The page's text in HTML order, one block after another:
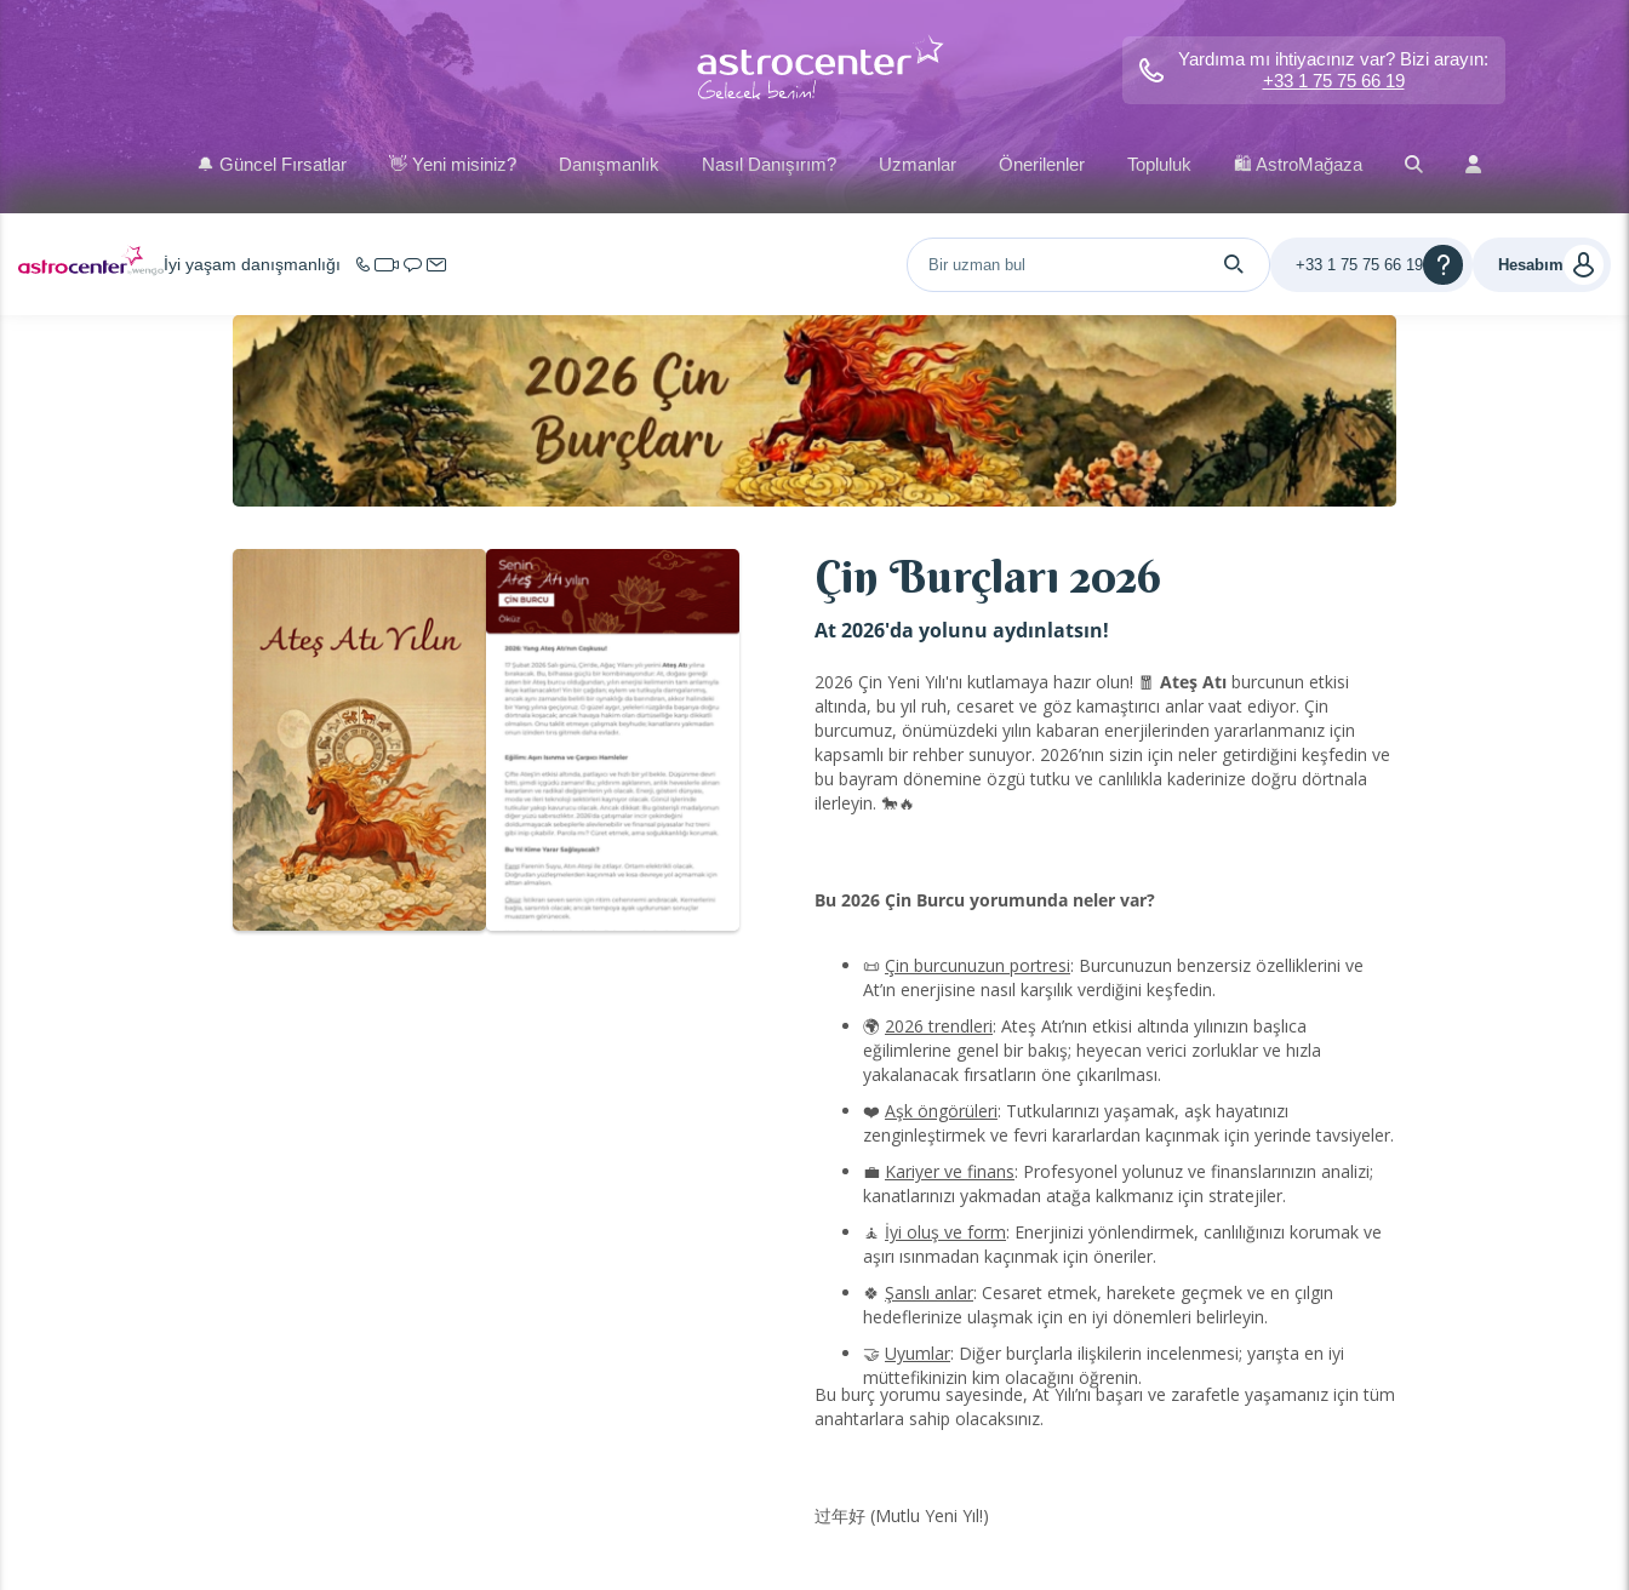
Yardıma mı ihtiyacınız var? Bizi arayın:
+33 1 75 75 66 19
🔔 Güncel Fırsatlar 👋 Yeni misiniz? Danışmanlık Nasıl Danışırım? Uzmanlar Önerilenler Topluluk 🛍️ AstroMağaza
İyi yaşam danışmanlığı Hesabım
+33 1 75 75 66 19
Çin Burçları 2026
At 2026'da yolunu aydınlatsın!
2026 Çin Yeni Yılı'nı kutlamaya hazır olun! 🧧 Ateş Atı burcunun etkisi
altında, bu yıl ruh, cesaret ve göz kamaştırıcı anlar vaat ediyor. Çin
burcumuz, önümüzdeki yılın kabaran enerjilerinden yararlanmanız için
kapsamlı bir rehber sunuyor. 2026’nın sizin için neler getirdiğini keşfedin ve
bu bayram dönemine özgü tutku ve canlılıkla kaderinize doğru dörtnala
ilerleyin. 🐎🔥
Bu 2026 Çin Burcu yorumunda neler var?
📜 Çin burcunuzun portresi: Burcunuzun benzersiz özelliklerini ve
At’ın enerjisine nasıl karşılık verdiğini keşfedin.
🌍 2026 trendleri: Ateş Atı’nın etkisi altında yılınızın başlıca
eğilimlerine genel bir bakış; heyecan verici zorluklar ve hızla
yakalanacak fırsatların öne çıkarılması.
❤️ Aşk öngörüleri: Tutkularınızı yaşamak, aşk hayatınızı
zenginleştirmek ve fevri kararlardan kaçınmak için yerinde tavsiyeler.
💼 Kariyer ve finans: Profesyonel yolunuz ve finanslarınızın analizi;
kanatlarınızı yakmadan atağa kalkmanız için stratejiler.
🧘 İyi oluş ve form: Enerjinizi yönlendirmek, canlılığınızı korumak ve
aşırı ısınmadan kaçınmak için öneriler.
🍀 Şanslı anlar: Cesaret etmek, harekete geçmek ve en çılgın
hedeflerinize ulaşmak için en iyi dönemleri belirleyin.
🤝 Uyumlar: Diğer burçlarla ilişkilerin incelenmesi; yarışta en iyi
müttefikinizin kim olacağını öğrenin.
Bu burç yorumu sayesinde, At Yılı’nı başarı ve zarafetle yaşamanız için tüm
anahtarlara sahip olacaksınız.
过年好 (Mutlu Yeni Yıl!)